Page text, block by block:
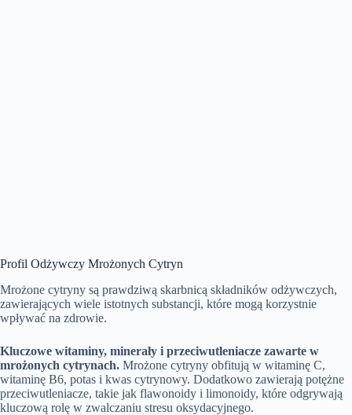
Profil Odżywczy Mrożonych Cytryn
Mrożone cytryny są prawdziwą skarbnicą składników odżywczych,
zawierających wiele istotnych substancji, które mogą korzystnie
wpływać na zdrowie.
Kluczowe witaminy, minerały i przeciwutleniacze zawarte w
mrożonych cytrynach. Mrożone cytryny obfitują w witaminę C,
witaminę B6, potas i kwas cytrynowy. Dodatkowo zawierają potężne
przeciwutleniacze, takie jak flawonoidy i limonoidy, które odgrywają
kluczową rolę w zwalczaniu stresu oksydacyjnego.